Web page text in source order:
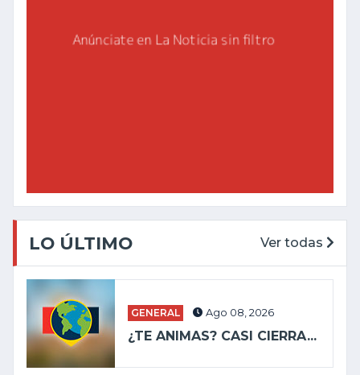
LO ÚLTIMO Ver todas
GENERAL Ago 08, 2026
¿TE ANIMAS? CASI CIERRA...